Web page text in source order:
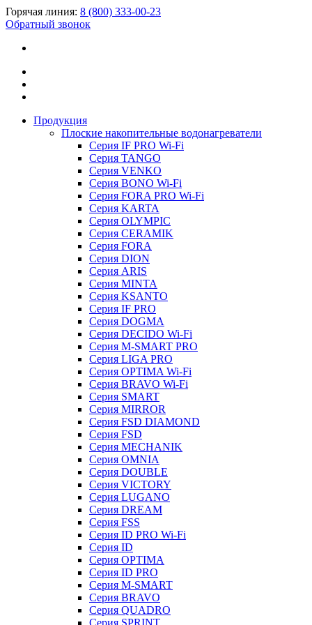
Горячая линия: 8 (800) 333-00-23
Обратный звонок
Продукция
Плоские накопительные водонагреватели
Серия IF PRO Wi-Fi
Серия TANGO
Серия VENKO
Серия BONO Wi-Fi
Серия FORA PRO Wi-Fi
Серия KARTA
Серия OLYMPIC
Серия CERAMIK
Серия FORA
Серия DION
Серия ARIS
Серия MINTA
Серия KSANTO
Серия IF PRO
Серия DOGMA
Серия DECIDO Wi-Fi
Серия M-SMART PRO
Серия LIGA PRO
Серия OPTIMA Wi-Fi
Серия BRAVO Wi-Fi
Серия SMART
Серия MIRROR
Серия FSD DIAMOND
Серия FSD
Серия MECHANIK
Серия OMNIA
Серия DOUBLE
Серия VICTORY
Серия LUGANO
Серия DREAM
Серия FSS
Серия ID PRO Wi-Fi
Серия ID
Серия OPTIMA
Серия ID PRO
Серия M-SMART
Серия BRAVO
Серия QUADRO
Серия SPRINT